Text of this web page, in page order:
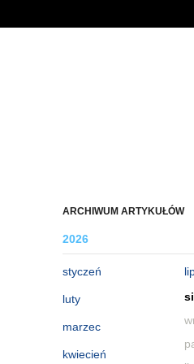
ARCHIWUM ARTYKUŁÓW
2026
styczeń
luty
marzec
kwiecień